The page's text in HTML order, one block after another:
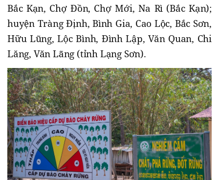
Bắc Kạn, Chợ Đồn, Chợ Mới, Na Rì (Bắc Kạn);
huyện Tràng Định, Bình Gia, Cao Lộc, Bắc Sơn,
Hữu Lũng, Lộc Bình, Đình Lập, Văn Quan, Chi
Lăng, Văn Lãng (tỉnh Lạng Sơn).